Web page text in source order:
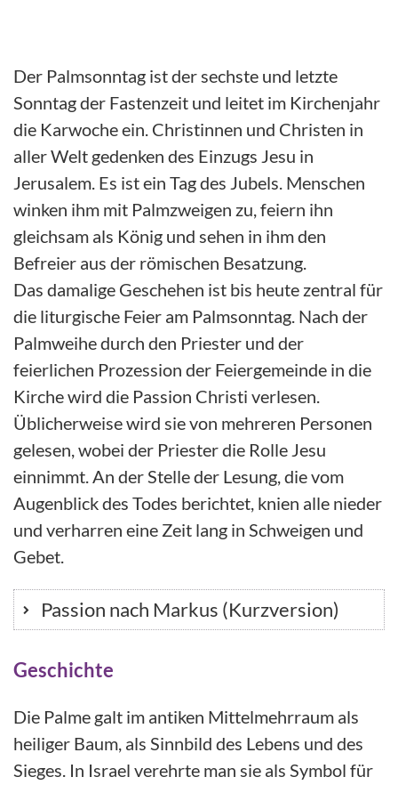
Der Palmsonntag ist der sechste und letzte
Sonntag der Fastenzeit und leitet im Kirchenjahr
die Karwoche ein. Christinnen und Christen in
aller Welt gedenken des Einzugs Jesu in
Jerusalem. Es ist ein Tag des Jubels. Menschen
winken ihm mit Palmzweigen zu, feiern ihn
gleichsam als König und sehen in ihm den
Befreier aus der römischen Besatzung.
Das damalige Geschehen ist bis heute zentral für
die liturgische Feier am Palmsonntag. Nach der
Palmweihe durch den Priester und der
feierlichen Prozession der Feiergemeinde in die
Kirche wird die Passion Christi verlesen.
Üblicherweise wird sie von mehreren Personen
gelesen, wobei der Priester die Rolle Jesu
einnimmt. An der Stelle der Lesung, die vom
Augenblick des Todes berichtet, knien alle nieder
und verharren eine Zeit lang in Schweigen und
Gebet.
Passion nach Markus (Kurzversion)
Geschichte
Die Palme galt im antiken Mittelmehrraum als
heiliger Baum, als Sinnbild des Lebens und des
Sieges. In Israel verehrte man sie als Symbol für